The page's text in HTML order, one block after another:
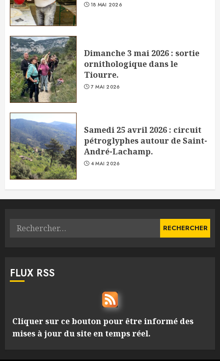
18 MAI 2026
Dimanche 3 mai 2026 : sortie
ornithologique dans le
Tiourre.
7 MAI 2026
Samedi 25 avril 2026 : circuit
pétroglyphes autour de Saint-
André-Lachamp.
4 MAI 2026
Rechercher :
FLUX RSS
Cliquer sur ce bouton pour être informé des
mises à jour du site en temps réel.